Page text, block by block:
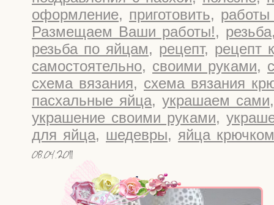
оформление, приготовить,
Размещаем Ваши работы!, резьба
резьба по яйцам, рецепт, рецепт
самостоятельно, своими руками,
схема вязания, схема вязания
пасхальные яйца, украшаем сами
украшение своими руками,
для яйца, шедевры, яйца крючком
08.04.2011